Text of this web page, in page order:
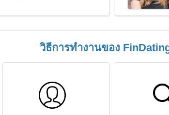
วิธีการทำงานของ